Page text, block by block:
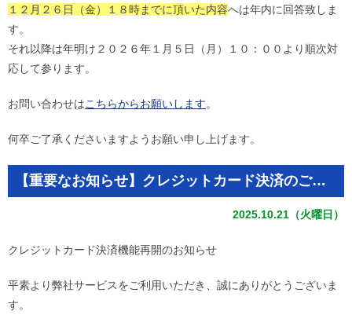
１２月２６日（金）１８時までに頂いた内容へは年内に回答致しま
す。
それ以降は年明け２０２６年１月５日（月）１０：００より順次対
応して参ります。
お問い合わせはこちらからお願いします。
何卒ご了承くださいますようお願い申し上げます。
【重要なお知らせ】クレジットカード決済のご利用再開について
2025.10.21（火曜日）
クレジットカード決済機能再開のお知らせ
平素より弊社サービスをご利用いただき、誠にありがとうございま
す。